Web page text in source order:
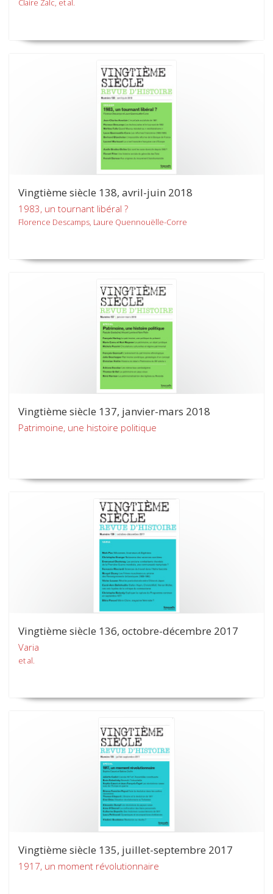
Claire Zalc, et al.
Vingtième siècle 138, avril-juin 2018
1983, un tournant libéral ?
Florence Descamps, Laure Quennouëlle-Corre
Vingtième siècle 137, janvier-mars 2018
Patrimoine, une histoire politique
Vingtième siècle 136, octobre-décembre 2017
Varia
et al.
Vingtième siècle 135, juillet-septembre 2017
1917, un moment révolutionnaire